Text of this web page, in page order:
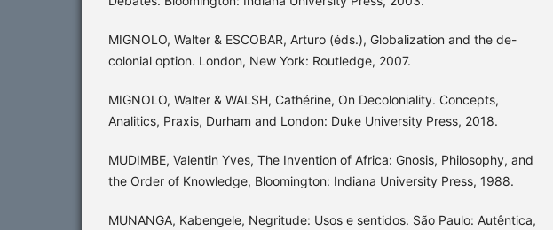
MIGNOLO, Walter & ESCOBAR, Arturo (éds.), Globalization and the de-
colonial option. London, New York: Routledge, 2007.
MIGNOLO, Walter & WALSH, Cathérine, On Decoloniality. Concepts,
Analitics, Praxis, Durham and London: Duke University Press, 2018.
MUDIMBE, Valentin Yves, The Invention of Africa: Gnosis, Philosophy, and
the Order of Knowledge, Bloomington: Indiana University Press, 1988.
MUNANGA, Kabengele, Negritude: Usos e sentidos. São Paulo: Autêntica,